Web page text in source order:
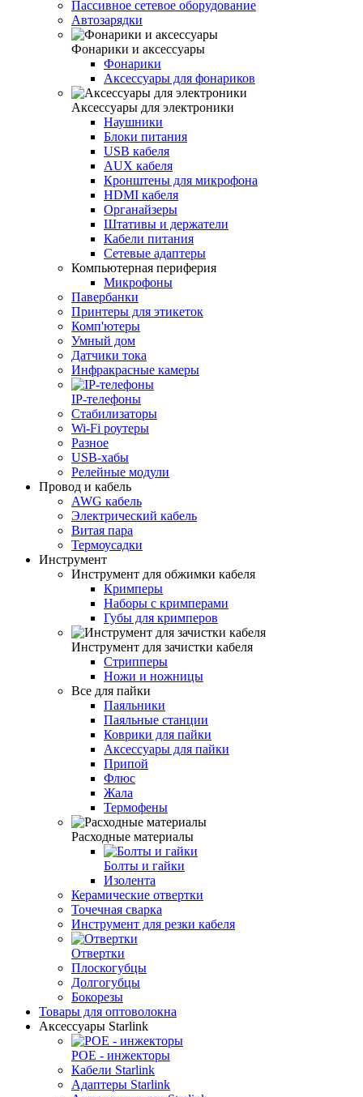
Пассивное сетевое оборудование
Автозарядки
Фонарики и аксессуары
Фонарики
Аксессуары для фонариков
Аксессуары для электроники
Наушники
Блоки питания
USB кабеля
AUX кабеля
Кронштены для микрофона
HDMI кабеля
Органайзеры
Штативы и держатели
Кабели питания
Сетевые адаптеры
Компьютерная периферия
Микрофоны
Павербанки
Принтеры для этикеток
Комп'ютеры
Умный дом
Датчики тока
Инфракрасные камеры
IP-телефоны
Стабилизаторы
Wi‑Fi роутеры
Разное
USB-хабы
Релейные модули
Провод и кабель
AWG кабель
Электрический кабель
Витая пара
Термоусадки
Инструмент
Инструмент для обжимки кабеля
Кримперы
Наборы с кримперами
Губы для кримперов
Инструмент для зачистки кабеля
Стрипперы
Ножи и ножницы
Все для пайки
Паяльники
Паяльные станции
Коврики для пайки
Аксессуары для пайки
Припой
Флюс
Жала
Термофены
Расходные материалы
Болты и гайки
Изолента
Керамические отвертки
Точечная сварка
Инструмент для резки кабеля
Отвертки
Плоскогубцы
Долгогубцы
Бокорезы
Товары для оптоволокна
Аксессуары Starlink
POE - инжекторы
Кабели Starlink
Адаптеры Starlink